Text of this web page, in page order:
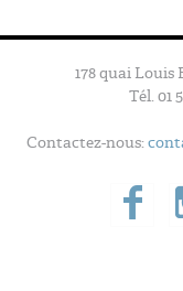
178 quai Louis
Tél. 01
Contactez-nous: